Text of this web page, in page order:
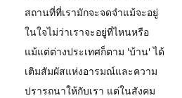
สถานที่ที่เรามักจะจดจำแม้จะอยู่
ในใจไม่ว่าเราจะอยู่ที่ไหนหรือ
แม้แต่ต่างประเทศก็ตาม 'บ้าน' ได้
เติมสัมผัสแห่งอารมณ์และความ
ปรารถนาให้กับเรา แต่ในสังคม